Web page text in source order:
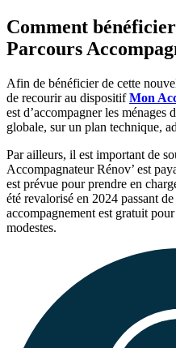
Comment
Parcours
Afin de bénéficier de cette
de recourir au dispositifMon
est d’accompagner les ménages
globale, sur un plan technique,
Par ailleurs, il est important de
Accompagnateur Rénov’ est
est prévue pour prendre en
été revalorisé en 2024 passant
accompagnement est gratuit
modestes.